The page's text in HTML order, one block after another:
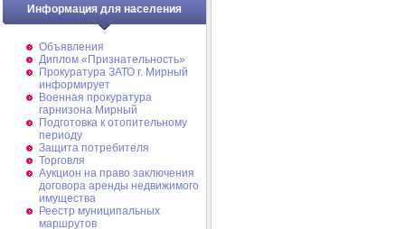
Информация для населения
Объявления
Диплом «Признательность»
Прокуратура ЗАТО г. Мирный
информирует
Военная прокуратура
гарнизона Мирный
Подготовка к отопительному
периоду
Защита потребителя
Торговля
Аукцион на право заключения
договора аренды недвижимого
имущества
Реестр муниципальных
маршрутов